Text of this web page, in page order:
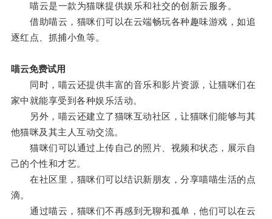
喵云是一款为猫咪提供娱乐和社交的创新云服务。
借助喵云，猫咪们可以在云端畅玩各种趣味游戏，如追
逐红点、抓捕小鱼等。
喵云免费试用
同时，喵云还提供丰富的音乐和影片资源，让猫咪们在
家中就能享受到各种娱乐活动。
另外，喵云还建立了猫咪互动社区，让猫咪们能够与其
他猫咪及其主人互动交流。
猫咪们可以通过上传自己的照片、视频和状态，展示自
己的个性和才艺。
在社区里，猫咪们可以结识新朋友，分享喵喵生活的点
滴。
通过喵云，猫咪们不再感到无聊和孤单，他们可以在云